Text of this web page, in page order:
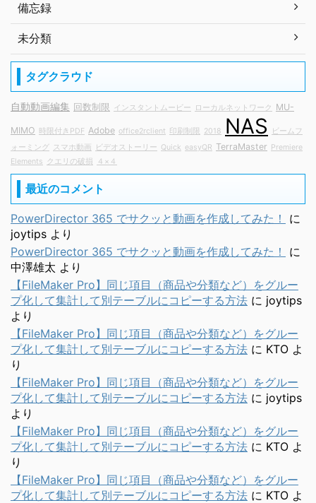
備忘録
未分類
タグクラウド
自動動画編集 回数制限 インスタントムービー ローカルネットワーク MU-
MIMO 時限付きPDF Adobe office2rclient 印刷制限 2018 NAS
ビームフ
ォーミング
スマホ動画 ビデオストーリー Quick easyQR TerraMaster Premiere
Elements
クエリの破損 ４×４
最近のコメント
PowerDirector 365 でサクッと動画を作成してみた！
に
joytips より
PowerDirector 365 でサクッと動画を作成してみた！
に
中澤雄太 より
【FileMaker Pro】同じ項目（商品や分類など）をグルー
プ化して集計して別テーブルにコピーする方法 に joytips
より
【FileMaker Pro】同じ項目（商品や分類など）をグルー
プ化して集計して別テーブルにコピーする方法 に KTO よ
り
【FileMaker Pro】同じ項目（商品や分類など）をグルー
プ化して集計して別テーブルにコピーする方法 に joytips
より
【FileMaker Pro】同じ項目（商品や分類など）をグルー
プ化して集計して別テーブルにコピーする方法 に KTO よ
り
【FileMaker Pro】同じ項目（商品や分類など）をグルー
プ化して集計して別テーブルにコピーする方法 に KTO よ